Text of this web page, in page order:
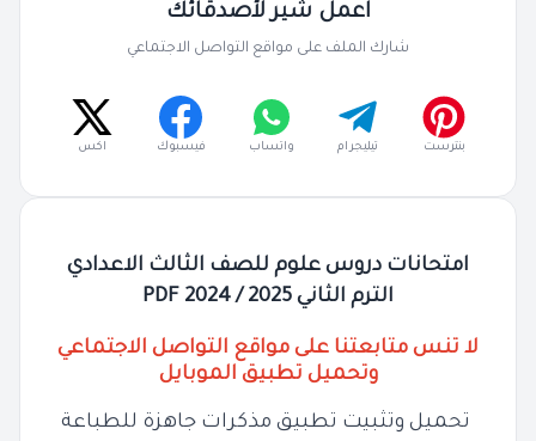
امتحانات دروس علوم للصف الثالث الاعدادي
الترم الثاني 2025 / 2024 PDF
لا تنس متابعتنا على مواقع التواصل الاجتماعي
وتحميل تطبيق الموبايل
تحميل وتثبيت تطبيق مذكرات جاهزة للطباعة
اعمل شير لأصدقائك
شارك الملف على مواقع التواصل الاجتماعي
بنترست تيليجرام واتساب فيسبوك اكس